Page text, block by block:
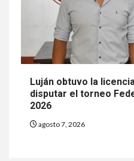
Luján obtuvo la
disputar el torneo
2026
agosto 7, 2026